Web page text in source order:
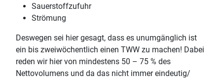
Sauerstoffzufuhr
Strömung
Deswegen sei hier gesagt, dass es unumgänglich ist
ein bis zweiwöchentlich einen TWW zu machen! Dabei
reden wir hier von mindestens 50 – 75 % des
Nettovolumens und da das nicht immer eindeutig/